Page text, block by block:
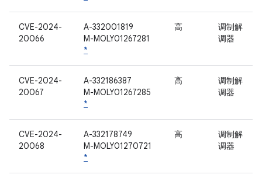
CVE-2024-
20066
A-332001819
M-MOLY01267281
*
高
调制解
调器
CVE-2024-
20067
A-332186387
M-MOLY01267285
*
高
调制解
调器
CVE-2024-
20068
A-332178749
M-MOLY01270721
*
高
调制解
调器